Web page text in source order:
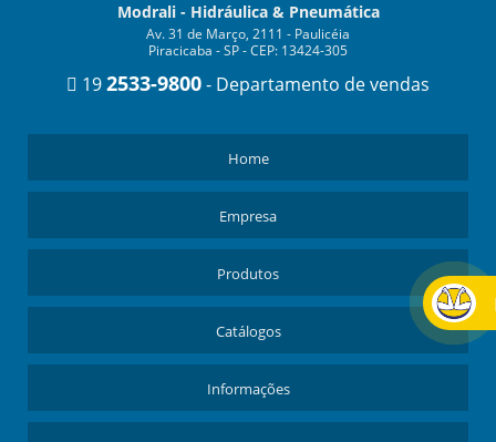
Modrali - Hidráulica & Pneumática
Av. 31 de Março, 2111 - Paulicéia
Piracicaba - SP - CEP: 13424-305
192533-9800- Departamento de vendas
Home
Empresa
Produtos
Catálogos
Informações